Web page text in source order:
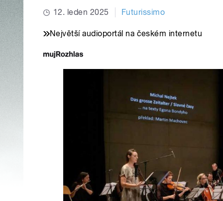
12. leden 2025 Futurissimo
Největší audioportál na českém internetu